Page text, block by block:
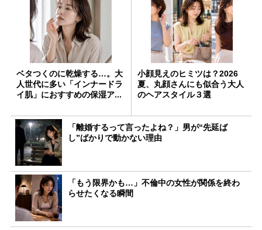
ベタつくのに乾燥する…。大
人世代に多い「インナードラ
イ肌」におすすめの保湿ア...
小顔見えのヒミツは？2026
夏、丸顔さんにも似合う大人
のヘアスタイル３選
「離婚するって言ったよね？」男が“先延ば
し”ばかりで動かない理由
「もう限界かも…」不倫中の女性が関係を終わ
らせたくなる瞬間